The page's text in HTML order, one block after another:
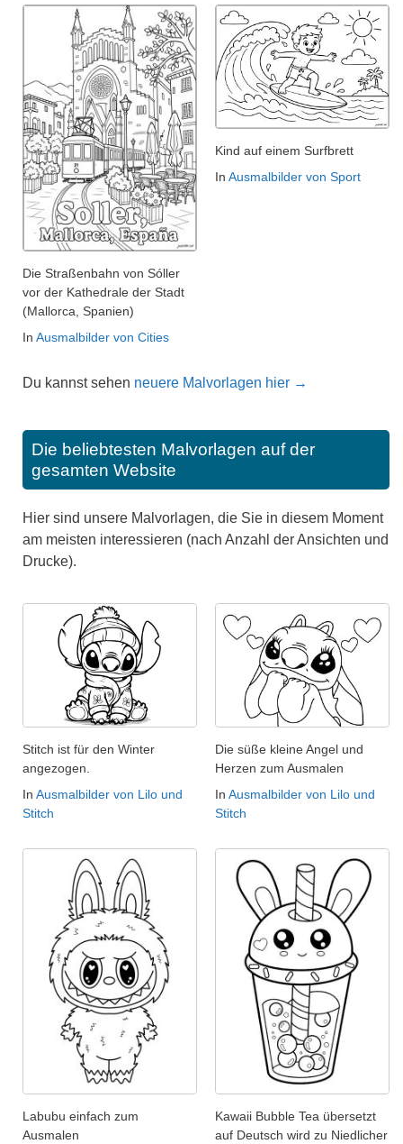
Die Straßenbahn von Sóller
vor der Kathedrale der Stadt
(Mallorca, Spanien)
In Ausmalbilder von Cities
Kind auf einem Surfbrett
In Ausmalbilder von Sport
Du kannst sehen neuere Malvorlagen hier →
Die beliebtesten Malvorlagen auf der
gesamten Website
Hier sind unsere Malvorlagen, die Sie in diesem Moment
am meisten interessieren (nach Anzahl der Ansichten und
Drucke).
Stitch ist für den Winter
angezogen.
In Ausmalbilder von Lilo und
Stitch
Die süße kleine Angel und
Herzen zum Ausmalen
In Ausmalbilder von Lilo und
Stitch
Labubu einfach zum
Ausmalen
Kawaii Bubble Tea übersetzt
auf Deutsch wird zu Niedlicher